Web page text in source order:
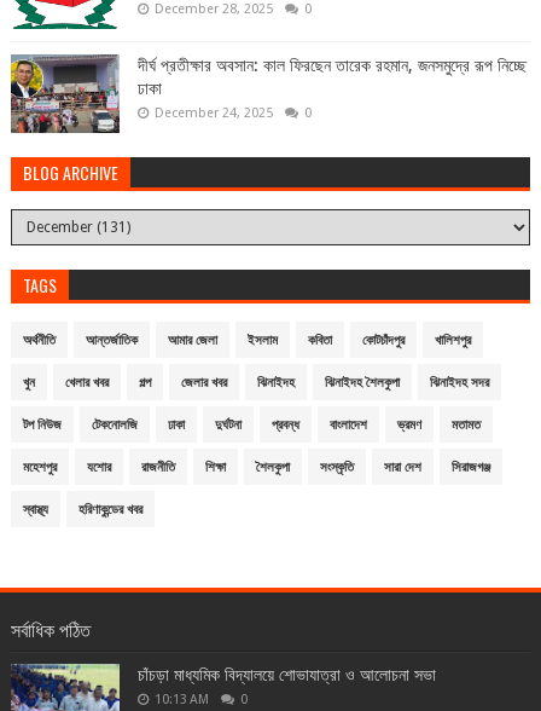
December 28, 2025 0
দীর্ঘ প্রতীক্ষার অবসান: কাল ফিরছেন তারেক রহমান, জনসমুদ্রে রূপ নিচ্ছে
ঢাকা
December 24, 2025 0
BLOG ARCHIVE
TAGS
অর্থনীতি আন্তর্জাতিক আমার জেলা ইসলাম কবিতা কোটচাঁদপুর খালিশপুর
খুন খেলার খবর গল্প জেলার খবর ঝিনাইদহ ঝিনাইদহ শৈলকুপা ঝিনাইদহ সদর
টপ নিউজ টেকনোলজি ঢাকা দুর্ঘটনা প্রবন্ধ বাংলাদেশ ভ্রমণ মতামত
মহেশপুর যশোর রাজনীতি শিক্ষা শৈলকুপা সংস্কৃতি সারা দেশ সিরাজগঞ্জ
স্বাস্থ্য হরিণাকুন্ডের খবর
সর্বাধিক পঠিত
চাঁচড়া মাধ্যমিক বিদ্যালয়ে শোভাযাত্রা ও আলোচনা সভা
10:13 AM 0